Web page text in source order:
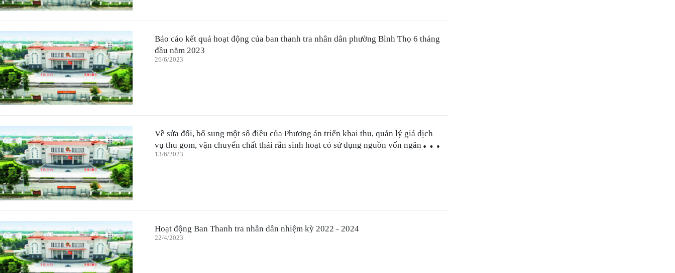
Báo cáo kết quả hoạt động của ban thanh tra nhân dân phường Bình Thọ 6 tháng
đầu năm 2023
26/6/2023
Về sửa đổi, bổ sung một số điều của Phương án triển khai thu, quản lý giá dịch
vụ thu gom, vận chuyển chất thải rắn sinh hoạt có sử dụng nguồn vốn ngân sách
Nhà nước trên địa bàn thành phố Thủ Đức giai đoạn từ năm 2023 - 2025 ban
13/6/2023
Hoạt động Ban Thanh tra nhân dân nhiệm kỳ 2022 - 2024
22/4/2023